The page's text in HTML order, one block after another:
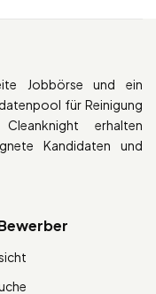
Jobbörse und ein
für Reinigung
erhalten
Kandidaten und